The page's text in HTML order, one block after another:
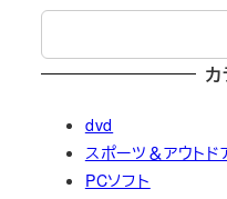
dvd
スポーツ＆アウトド
PCソフト